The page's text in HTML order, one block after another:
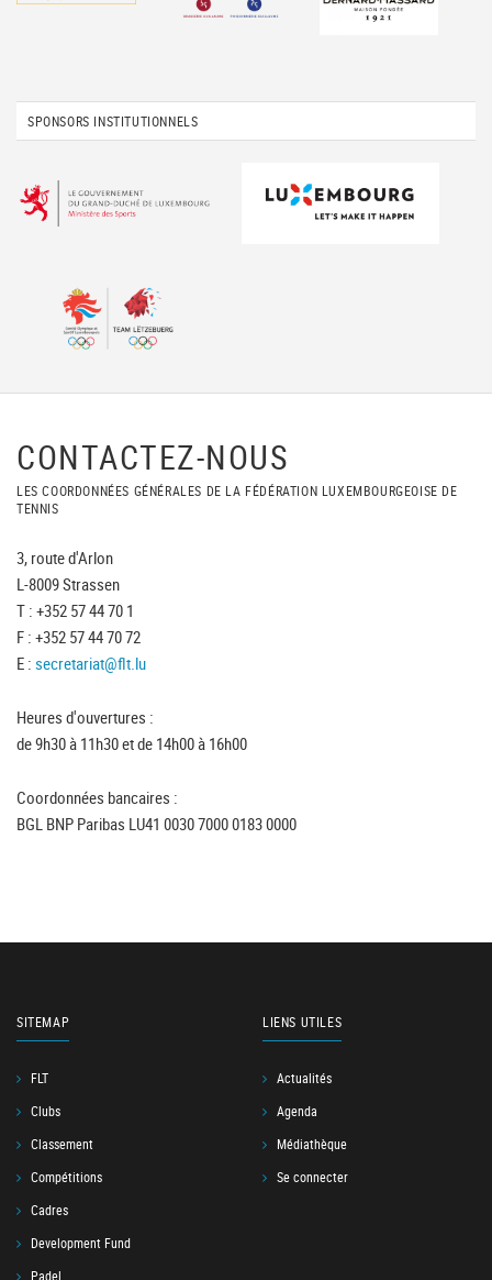
SPONSORS INSTITUTIONNELS
CONTACTEZ-NOUS
LES COORDONNÉES GÉNÉRALES DE LA FÉDÉRATION LUXEMBOURGEOISE DE
TENNIS
3, route d'Arlon
L-8009 Strassen
T : +352 57 44 70 1
F : +352 57 44 70 72
E : secretariat@flt.lu
Heures d'ouvertures :
de 9h30 à 11h30 et de 14h00 à 16h00
Coordonnées bancaires :
BGL BNP Paribas LU41 0030 7000 0183 0000
SITEMAP
FLT
Clubs
Classement
Compétitions
Cadres
Development Fund
Padel
LIENS UTILES
Actualités
Agenda
Médiathèque
Se connecter